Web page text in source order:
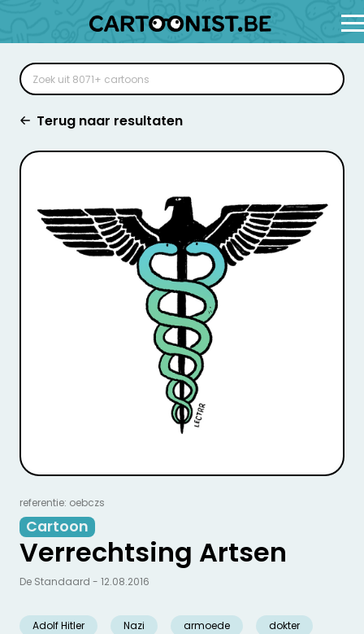
Terug naar resultaten
referentie: oebczs
Cartoon
Verrechtsing Artsen
Adolf Hitler Nazi armoede dokter
De Standaard - 12.08.2016